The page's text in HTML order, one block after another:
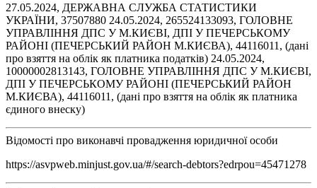
27.05.2024, ДЕРЖАВНА СЛУЖБА СТАТИСТИКИ
УКРАЇНИ, 37507880 24.05.2024, 265524133093, ГОЛОВНЕ
УПРАВЛІННЯ ДПС У М.КИЄВІ, ДПІ У ПЕЧЕРСЬКОМУ
РАЙОНІ (ПЕЧЕРСЬКИЙ РАЙОН М.КИЄВА), 44116011, (дані
про взяття на облік як платника податків) 24.05.2024,
10000002813143, ГОЛОВНЕ УПРАВЛІННЯ ДПС У М.КИЄВІ,
ДПІ У ПЕЧЕРСЬКОМУ РАЙОНІ (ПЕЧЕРСЬКИЙ РАЙОН
М.КИЄВА), 44116011, (дані про взяття на облік як платника
єдиного внеску)
Відомості про виконавчі провадження юридичної особи
https://asvpweb.minjust.gov.ua/#/search-debtors?edrpou=45471278